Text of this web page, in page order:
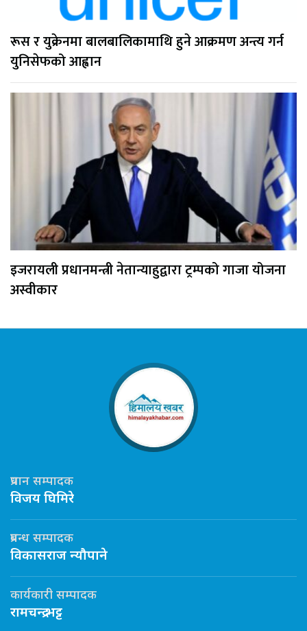
रूस र युक्रेनमा बालबालिकामाथि हुने आक्रमण अन्त्य गर्न
युनिसेफको आह्वान
इजरायली प्रधानमन्त्री नेतान्याहुद्वारा ट्रम्पको गाजा योजना
अस्वीकार
प्रधान सम्पादक
विजय घिमिरे
प्रबन्ध सम्पादक
विकासराज न्यौपाने
कार्यकारी सम्पादक
रामचन्द्र भट्ट